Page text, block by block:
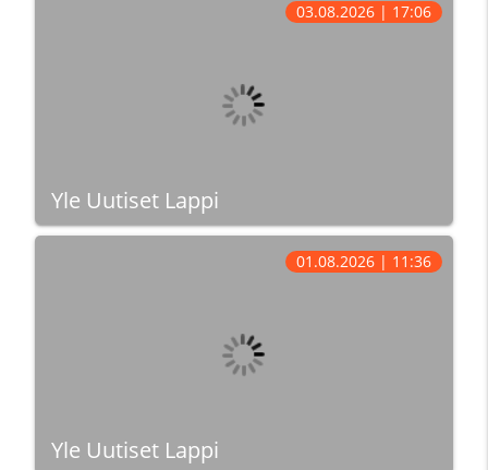
Yle Uutiset Lappi
03.08.2026 | 17:06
Yle Uutiset Lappi
01.08.2026 | 11:36